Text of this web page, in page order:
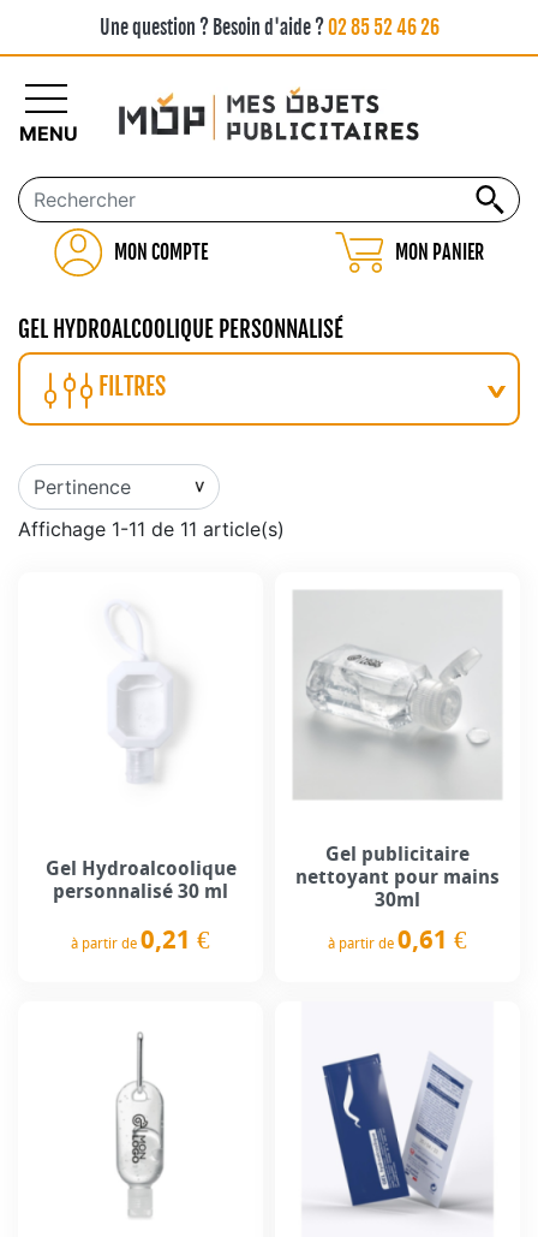
Une question ? Besoin d'aide ?02 85 52 46 26
MON COMPTE MON PANIER
MENU
GEL HYDROALCOOLIQUE PERSONNALISÉ
FILTRES
Affichage 1-11 de 11 article(s)
Gel Hydroalcoolique
personnalisé 30 ml
à partir de 0,21 €
Gel publicitaire
nettoyant pour mains
30ml
à partir de 0,61 €